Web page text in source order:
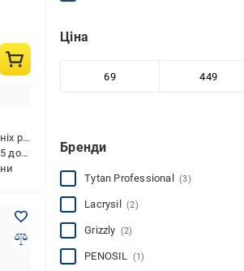
і зовнішніх робіт
+35
Ціна
Бренди
Tytan Professional(3)
Lacrysil(2)
Grizzly (2)
PENOSIL (1)